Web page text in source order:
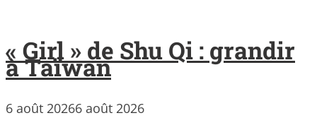
« Girl » de Shu Qi : grandir
à Taïwan
6 août 20266 août 2026